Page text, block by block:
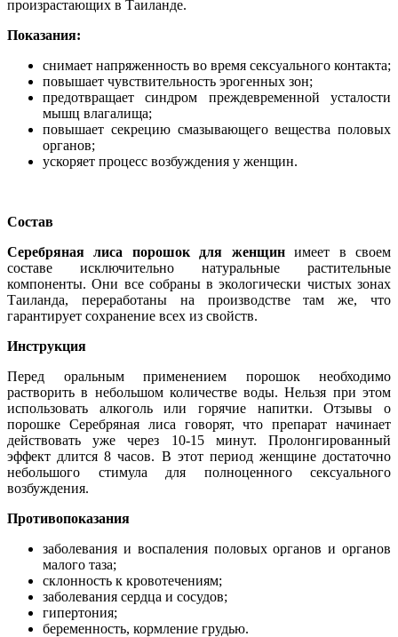
произрастающих в Таиланде.
Показания:
снимает напряженность во время сексуального контакта;
повышает чувствительность эрогенных зон;
предотвращает синдром преждевременной усталости
мышц влагалища;
повышает секрецию смазывающего вещества половых
органов;
ускоряет процесс возбуждения у женщин.
Состав
Серебряная лиса порошок для женщинимеет в своем
составе исключительно натуральные растительные
компоненты. Они все собраны в экологически чистых зонах
Таиланда, переработаны на производстве там же, что
гарантирует сохранение всех из свойств.
Инструкция
Перед оральным применением порошок необходимо
растворить в небольшом количестве воды. Нельзя при этом
использовать алкоголь или горячие напитки. Отзывы о
порошке Серебряная лиса говорят, что препарат начинает
действовать уже через 10-15 минут. Пролонгированный
эффект длится 8 часов. В этот период женщине достаточно
небольшого стимула для полноценного сексуального
возбуждения.
Противопоказания
заболевания и воспаления половых органов и органов
малого таза;
склонность к кровотечениям;
заболевания сердца и сосудов;
гипертония;
беременность, кормление грудью.